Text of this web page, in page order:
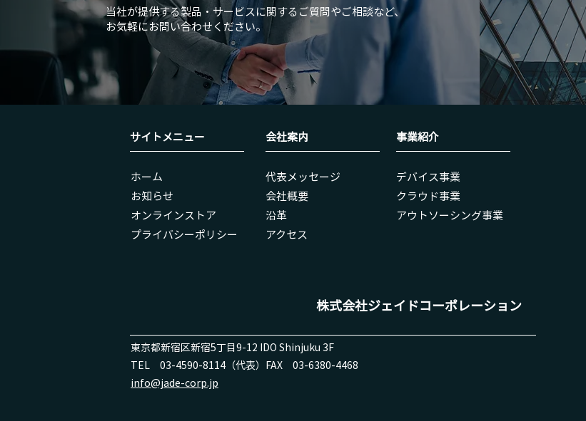
当社が提供する製品・サービスに関するご質問やご相談など、
お気軽にお問い合わせください。
サイトメニュー
ホーム
お知らせ
オンラインストア
​プライバシーポリシー
会社案内
代表メッセージ
会社概要
沿革
アクセス
事業紹介
​デバイス事業
クラウド事業
アウトソーシング事業
株式会社ジェイドコーポレーション
東京都新宿区新宿5丁目9-12 IDO Shinjuku 3F
TEL 03-4590-8114（代表） FAX 03-6380-4468
info@jade-corp.jp